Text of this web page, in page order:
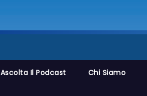
Ascolta Il Podcast Chi Siamo